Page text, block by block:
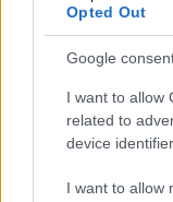
Opted Out
Google
I want to allow
related to
device
I want to allow
tracker giusto
Camilla Fiore · 8 Ago